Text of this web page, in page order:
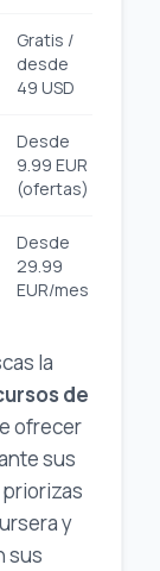
Gratis /
desde
49 USD
Desde
9.99 EUR
(ofertas)
Desde
29.99
EUR/mes
la
de
ofrecer
sus
y
sus